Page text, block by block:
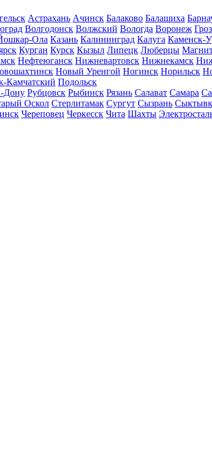
Астрахань Ачинск Балаково Балашиха
Волгодонск Волжский Вологда Воронеж
Ола Казань Калининград Калуга Каменск-
Курган Курск Кызыл Липецк Люберцы
Нефтеюганск Нижневартовск Нижнекамск
Новый Уренгой Ногинск Норильск
Камчатский Подольск
Дону Рубцовск Рыбинск Рязань Салават Самара
Оскол Стерлитамак Сургут Сызрань
Череповец Черкесск Чита Шахты